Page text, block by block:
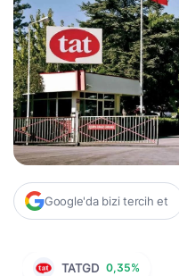
Google'da bizi tercih et
TATGD 0,35%